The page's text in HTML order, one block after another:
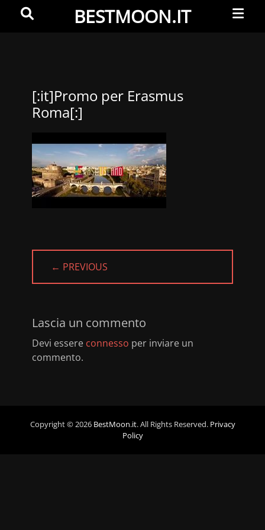
BESTMOON.IT
-
Web
Menu
[:it]Promo per Erasmus
Roma[:]
← PREVIOUS
PREVIOUS
Lascia un commento
Devi essere connesso per inviare un
commento.
Copyright © 2026 BestMoon.it. All Rights Reserved. Privacy
Policy